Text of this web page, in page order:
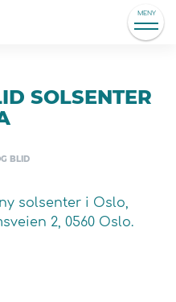
MENY
SOLSENTER
BLID
solsenter i Oslo,
2, 0560 Oslo.